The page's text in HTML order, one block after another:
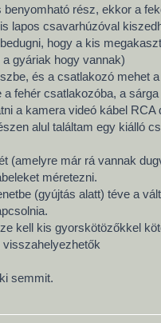
rész, ekkor a
lapos csavarhúzóval
hogy a kis
gyáriak hogy vannak)
és a csatlakozó mehet
a fehér csatlakozóba, a
a kamera videó kábel RCA
alul találtam egy kiálló
(amelyre már rá vannak
méretezni.
(gyújtás alatt) téve a
kell kis gyorskötözőkkel
visszahelyezhetők
semmit.